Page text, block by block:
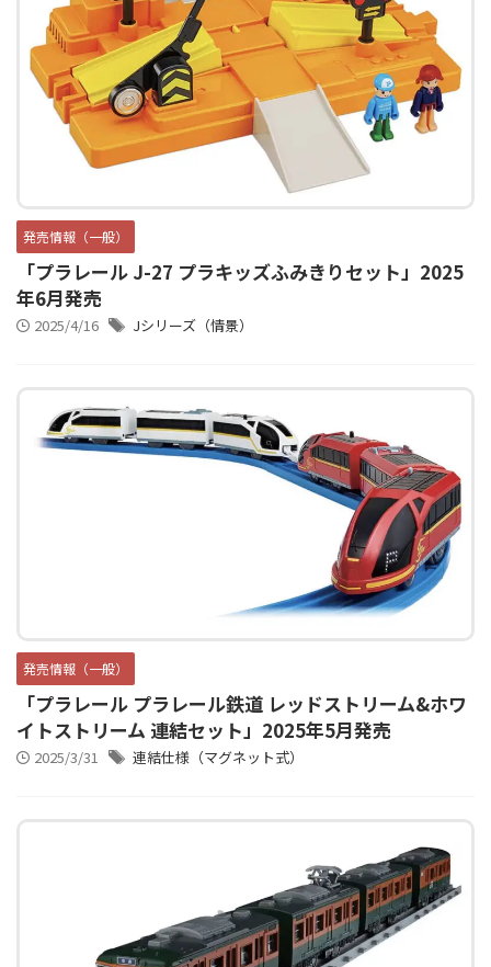
発売情報（一般）
「プラレール J-27 プラキッズふみきりセット」2025
年6月発売
2025/4/16 Jシリーズ（情景）
発売情報（一般）
「プラレール プラレール鉄道 レッドストリーム&ホワ
イトストリーム 連結セット」2025年5月発売
2025/3/31 連結仕様（マグネット式）